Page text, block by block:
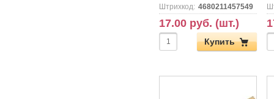
Штрихкод: 4680211457549
17.00 руб. (шт.)
Купить